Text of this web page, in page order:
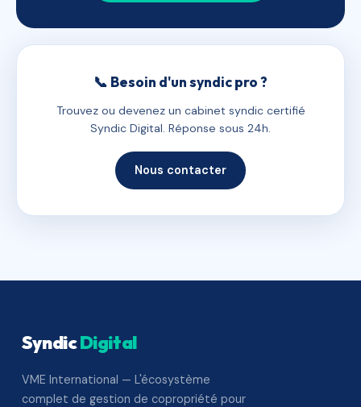
📞 Besoin d'un syndic pro ?
Trouvez ou devenez un cabinet syndic certifié
Syndic Digital. Réponse sous 24h.
Nous contacter
SyndicDigital
VME International — L'écosystème
complet de gestion de copropriété pour